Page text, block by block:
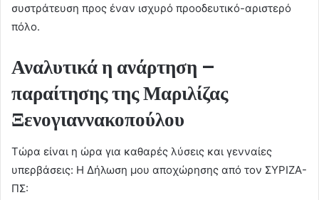
συστράτευση προς έναν ισχυρό προοδευτικό-αριστερό
πόλο.
Αναλυτικά η ανάρτηση –
παραίτησης της Μαριλίζας
Ξενογιαννακοπούλου
Τώρα είναι η ώρα για καθαρές λύσεις και γενναίες
υπερβάσεις: Η Δήλωση μου αποχώρησης από τον ΣΥΡΙΖΑ-
ΠΣ: